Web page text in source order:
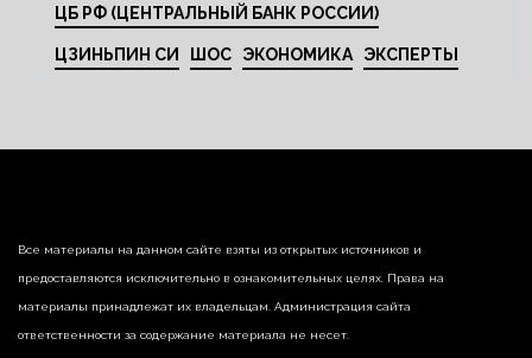
ЦБ РФ (ЦЕНТРАЛЬНЫЙ БАНК РОССИИ)
ЦЗИНЬПИН СИ ШОС ЭКОНОМИКА ЭКСПЕРТЫ
Все материалы на данном сайте взяты из открытых источников и
предоставляются исключительно в ознакомительных целях. Права на
материалы принадлежат их владельцам. Администрация сайта
ответственности за содержание материала не несет.